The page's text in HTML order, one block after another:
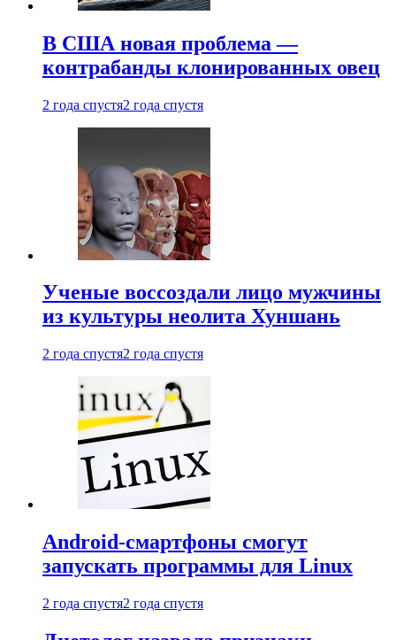
В США новая проблема —
контрабанды клонированных овец
2 года спустя2 года спустя
Ученые воссоздали лицо мужчины
из культуры неолита Хуншань
2 года спустя2 года спустя
Android-смартфоны смогут
запускать программы для Linux
2 года спустя2 года спустя